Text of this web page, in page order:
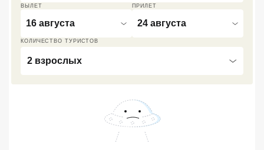
ВЫЛЕТ
16 августа
ПРИЛЕТ
24 августа
КОЛИЧЕСТВО ТУРИСТОВ
2 взрослых
ТОП 10 лучших отелей 5*
ТОП 10 недорогих отелей